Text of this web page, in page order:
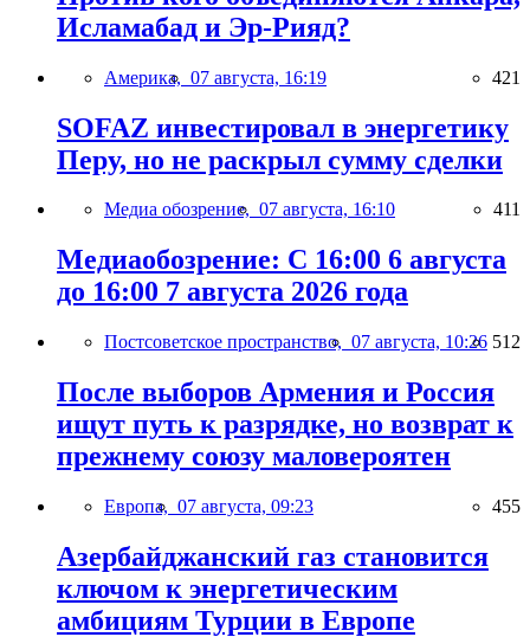
Исламабад и Эр-Рияд?
Америка, 07 августа, 16:19 421
SOFAZ инвестировал в энергетику
Перу, но не раскрыл сумму сделки
Медиа обозрение, 07 августа, 16:10 411
Медиаобозрение: С 16:00 6 августа
до 16:00 7 августа 2026 года
Постсоветское пространство, 07 августа, 10:26 512
После выборов Армения и Россия
ищут путь к разрядке, но возврат к
прежнему союзу маловероятен
Европа, 07 августа, 09:23 455
Азербайджанский газ становится
ключом к энергетическим
амбициям Турции в Европе